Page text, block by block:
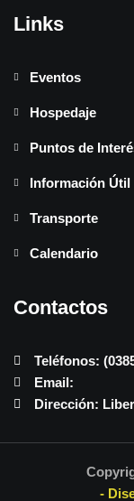
Links
Eventos
Hospedaje
Puntos de
Información Útil
Transporte
Calendario
Contactos
Teléfonos:
Email:
Dirección:
-